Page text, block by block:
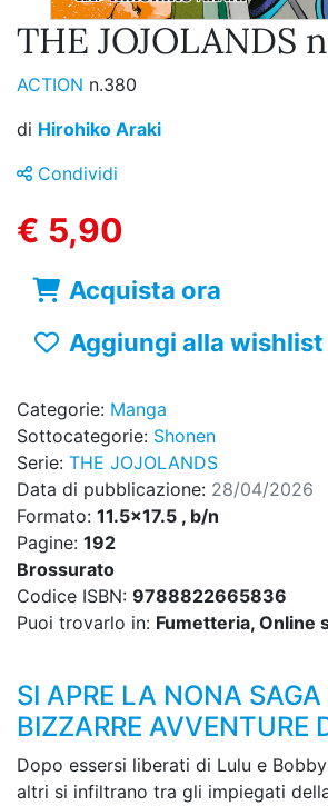
THE JOJOLANDS
ACTION n.380
di Hirohiko Araki
Condividi
€ 5,90
Acquista ora
Aggiungi alla wishlist
Categorie: Manga
Sottocategorie: Shonen
Serie: THE JOJOLANDS
Data di pubblicazione: 28/04/2026
Formato: 11.5x17.5 , b/n
Pagine: 192
Brossurato
Codice ISBN: 9788822665836
Puoi trovarlo in: Fumetteria, Online
SI APRE LA NONA SAGA
BIZZARRE AVVENTURE
Dopo essersi liberati di Lulu e
altri si infiltrano tra gli impiegati